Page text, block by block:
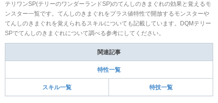
テリワンSP(テリーのワンダーランドSP)のてんしのきまぐれの効果と覚えるモ
ンスター一覧です。てんしのきまぐれをプラス値特性で開放するモンスターや
てんしのきまぐれを覚えられるスキルについても記載しています。DQMテリー
SPでてんしのきまぐれについて調べる参考にしてください。
関連記事
特性一覧
スキル一覧 特技一覧